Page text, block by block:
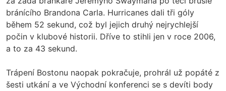
bránícího Brandona Carla. Hurricanes dali tři góly
během 52 sekund, což byl jejich druhý nejrychlejší
počin v klubové historii. Dříve to stihli jen v roce 2006,
a to za 43 sekund.
Trápení Bostonu naopak pokračuje, prohrál už popáté z
šesti utkání a ve Východní konferenci se s devíti body